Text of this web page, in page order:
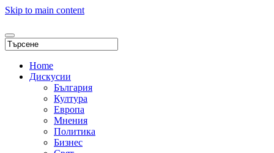
Skip to main content
Home
Дискусии
България
Култура
Европа
Мнения
Политика
Бизнес